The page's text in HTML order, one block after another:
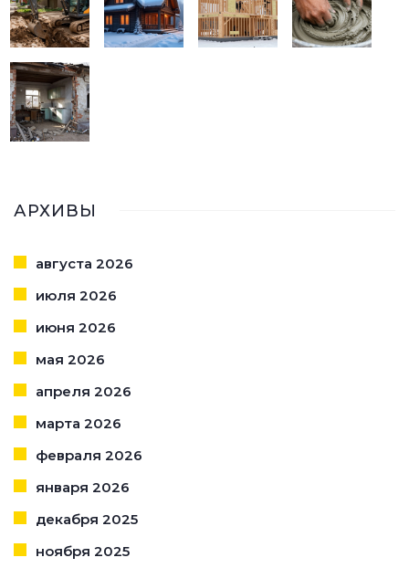
АРХИВЫ
августа 2026
июля 2026
июня 2026
мая 2026
апреля 2026
марта 2026
февраля 2026
января 2026
декабря 2025
ноября 2025